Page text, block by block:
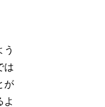
う
は
が
よ